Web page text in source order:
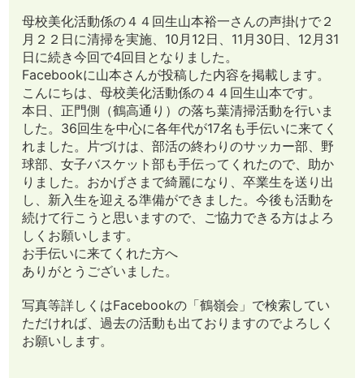
母校美化活動係の４４回生山本裕一さんの声掛けで２
月２２日に清掃を実施、10月12日、11月30日、12月31
日に続き今回で4回目となりました。
Facebookに山本さんが投稿した内容を掲載します。
こんにちは、母校美化活動係の４４回生山本です。
本日、正門側（鶴高通り）の落ち葉清掃活動を行いま
した。36回生を中心に各年代が17名も手伝いに来てく
れました。片づけは、部活の終わりのサッカー部、野
球部、女子バスケット部も手伝ってくれたので、助か
りました。おかげさまで綺麗になり、卒業生を送り出
し、新入生を迎える準備ができました。今後も活動を
続けて行こうと思いますので、ご協力できる方はよろ
しくお願いします。
お手伝いに来てくれた方へ
ありがとうございました。
写真等詳しくはFacebookの「鶴嶺会」で検索してい
ただければ、過去の活動も出ておりますのでよろしく
お願いします。